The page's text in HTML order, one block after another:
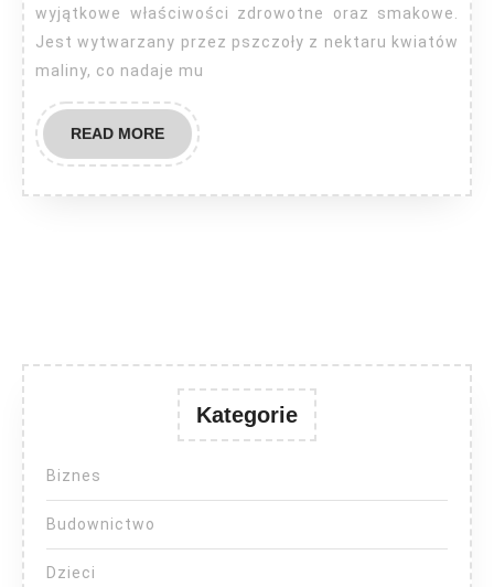
wyjątkowe właściwości zdrowotne oraz smakowe.
Jest wytwarzany przez pszczoły z nektaru kwiatów
maliny, co nadaje mu
READ MOREREAD
MORE
Kategorie
Biznes
Budownictwo
Dzieci